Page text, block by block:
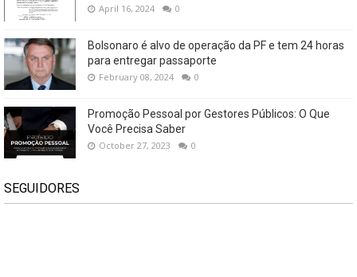
April 16, 2024 0
Bolsonaro é alvo de operação da PF e tem 24 horas
para entregar passaporte
February 08, 2024 0
Promoção Pessoal por Gestores Públicos: O Que
Você Precisa Saber
October 27, 2023 0
SEGUIDORES